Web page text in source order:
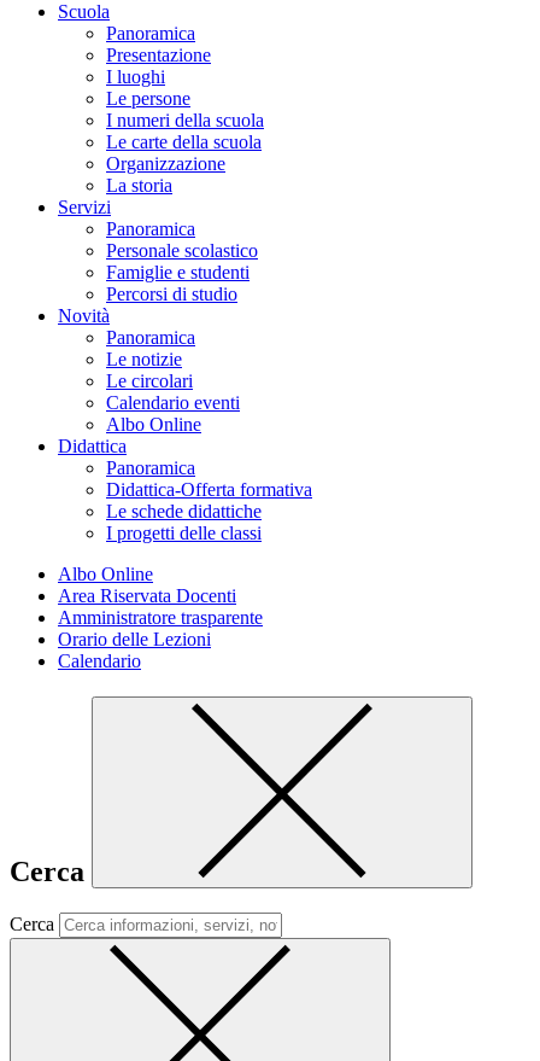
Scuola
Panoramica
Presentazione
I luoghi
Le persone
I numeri della scuola
Le carte della scuola
Organizzazione
La storia
Servizi
Panoramica
Personale scolastico
Famiglie e studenti
Percorsi di studio
Novità
Panoramica
Le notizie
Le circolari
Calendario eventi
Albo Online
Didattica
Panoramica
Didattica-Offerta formativa
Le schede didattiche
I progetti delle classi
Albo Online
Area Riservata Docenti
Amministratore trasparente
Orario delle Lezioni
Calendario
Cerca
Cerca